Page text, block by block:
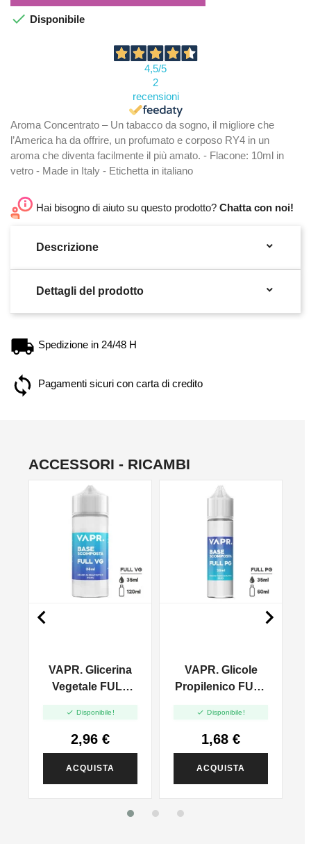
 Disponibile
4,5/5
2
recensioni
Aroma Concentrato – Un tabacco da sogno, il migliore che
l’America ha da offrire, un profumato e corposo RY4 in un
aroma che diventa facilmente il più amato. - Flacone: 10ml in
vetro - Made in Italy - Etichetta in italiano
Hai bisogno di aiuto su questo prodotto? Chatta con noi!
Descrizione 
Dettagli del prodotto 
Spedizione in 24/48 H
Pagamenti sicuri con carta di credito
ACCESSORI - RICAMBI
VAPR. Glicerina
Vegetale FULL
120ml
 Disponibile!
2,96 €
ACQUISTA
VAPR. Glicole
Propilenico FULL
 Disponibile!
1,68 €
ACQUISTA
 